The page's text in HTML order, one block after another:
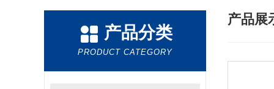
产品分类
PRODUCT CATEGORY
产品展